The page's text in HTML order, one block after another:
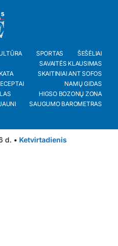
SPORTAS
ŠEŠĖLIAI
SAVAITĖS KLAUSIMAS
SKAITINIAI ANT SOFOS
NAMŲ GIDAS
HIGSO BOZONŲ ZONA
SAUGUMO BAROMETRAS
d. • Ketvirtadienis